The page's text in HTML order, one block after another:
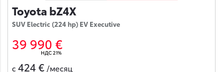
Toyota bZ4X
SUV Electric (224 hp) EV Executive
39 990 €
НДС 21%
с 424 € /месяц